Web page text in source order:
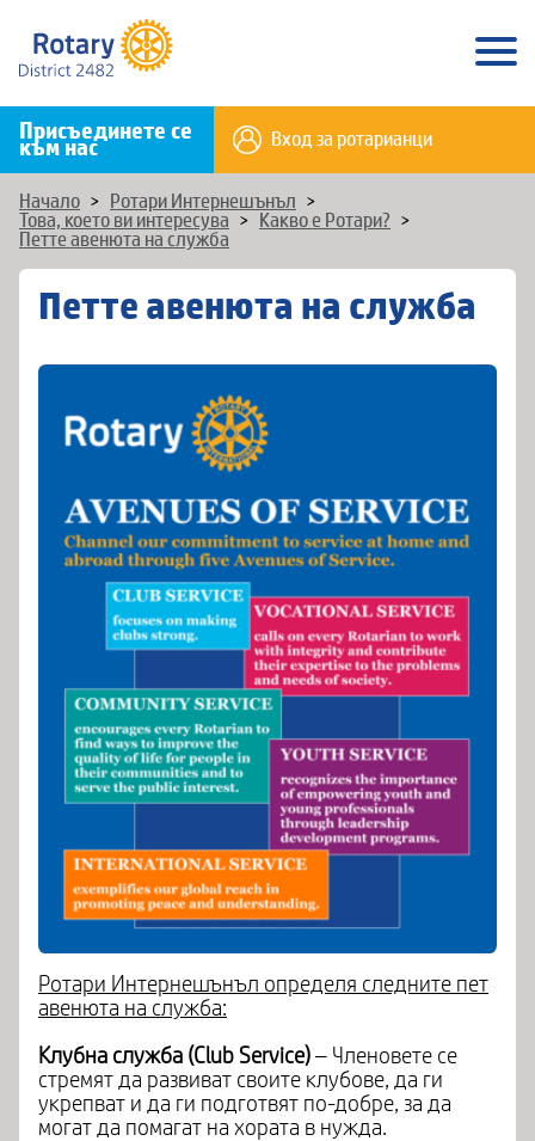
Присъединете се
към нас Вход за ротарианци
Начало > Ротари Интернешънъл
>
Това, което ви интересува
> Какво е Ротари?
>
Петте авенюта на служба
Петте авенюта на служба
Ротари Интернешънъл определя следните пет
авенюта на служба:
Клубна служба (Club Service) – Членовете се
стремят да развиват своите клубове, да ги
укрепват и да ги подготвят по-добре, за да
могат да помагат на хората в нужда.